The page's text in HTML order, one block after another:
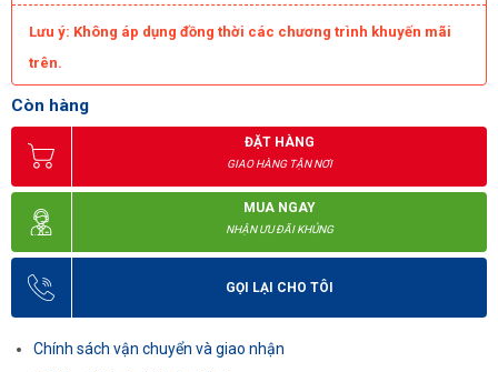
Lưu ý: Không áp dụng đồng thời các chương trình khuyến mãi
trên.
Còn hàng
ĐẶT HÀNG
GIAO HÀNG TẬN NƠI
MUA NGAY
NHẬN ƯU ĐÃI KHỦNG
GỌI LẠI CHO TÔI
Chính sách vận chuyển và giao nhận